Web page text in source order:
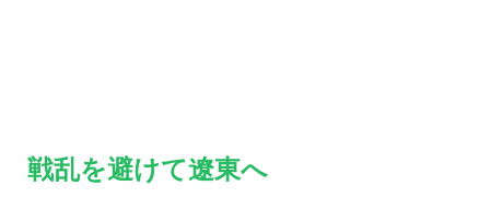
戦乱を避けて遼東へ